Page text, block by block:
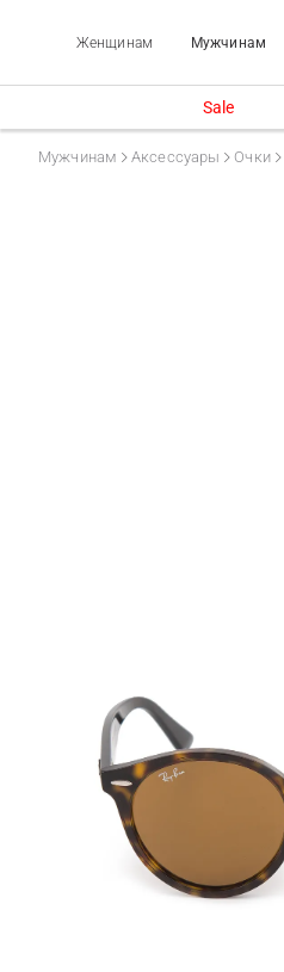
Женщинам Мужчинам
Sale
Мужчинам Аксессуары Очки